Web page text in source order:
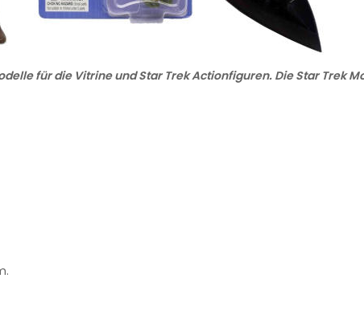
für die Vitrine und Star Trek Actionfiguren. Die Star Trek